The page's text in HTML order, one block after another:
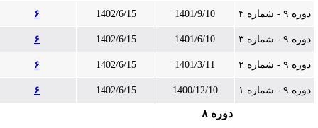
دوره ۹ - شماره ۴ 1401/9/10
1402/6/15
دوره ۹ - شماره ۳ 1401/6/10
1402/6/15
دوره ۹ - شماره ۲ 1401/3/11
1402/6/15
دوره ۹ - شماره ۱ 1400/12/10
1402/6/15
دوره ۸